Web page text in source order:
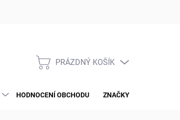
NÁKUPNÍ
PRÁZDNÝ KOŠÍK
HODNOCENÍ OBCHODU ZNAČKY